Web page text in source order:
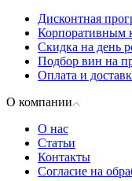
Дисконтная
Корпоративным
Скидка на день
Подбор вин на
Оплата и
О компании
О нас
Статьи
Контакты
Согласие на